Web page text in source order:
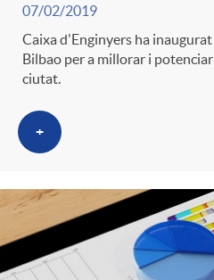
07/02/2019
Caixa d'Enginyers ha
Bilbao per a millorar i
ciutat.
+